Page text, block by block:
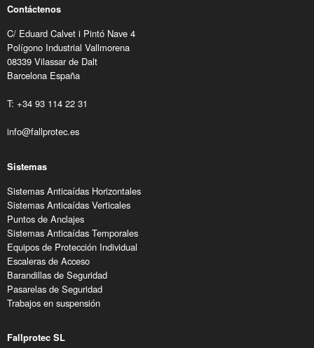
Contáctenos
C/ Eduard Calvet i Pintó Nave 4
Polígono Industrial Vallmorena
08339 Vilassar de Dalt
Barcelona España
T: +34 93 114 22 31
info@fallprotec.es
Sistemas
Sistemas Anticaídas Horizontales
Sistemas Anticaídas Verticales
Puntos de Anclajes
Sistemas Anticaídas Temporales
Equipos de Protección Individual
Escaleras de Acceso
Barandillas de Seguridad
Pasarelas de Seguridad
Trabajos en suspensión
Fallprotec SL